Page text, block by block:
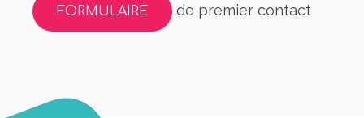
FORMULAIRE de premier contact